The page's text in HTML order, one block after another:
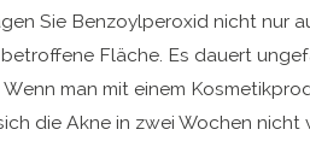
Sie Benzoylperoxid nicht nur
Fläche. Es dauert
man mit einem
die Akne in zwei Wochen nicht